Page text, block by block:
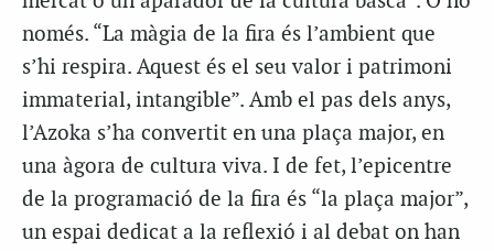
només. “La màgia de la fira és l’ambient que
s’hi respira. Aquest és el seu valor i patrimoni
immaterial, intangible”. Amb el pas dels anys,
l’Azoka s’ha convertit en una plaça major, en
una àgora de cultura viva. I de fet, l’epicentre
de la programació de la fira és “la plaça major”,
un espai dedicat a la reflexió i al debat on han